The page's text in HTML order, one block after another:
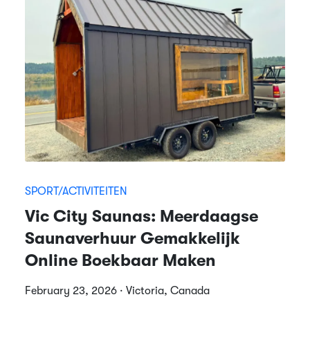
SPORT/ACTIVITEITEN
Vic City Saunas: Meerdaagse
Saunaverhuur Gemakkelijk
Online Boekbaar Maken
February 23, 2026 · Victoria, Canada